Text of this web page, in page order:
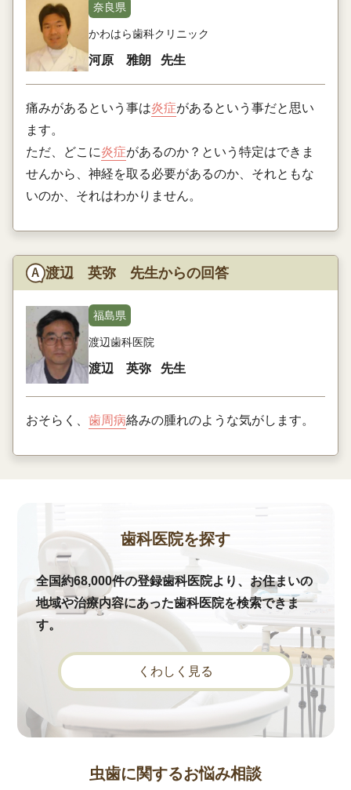
奈良県
かわはら歯科クリニック
河原 雅朗 先生
痛みがあるという事は炎症があるという事だと思い
ます。
ただ、どこに炎症があるのか？という特定はできま
せんから、神経を取る必要があるのか、それともな
いのか、それはわかりません。
渡辺 英弥 先生からの回答
福島県
渡辺歯科医院
渡辺 英弥 先生
おそらく、 歯周病絡みの腫れのような気がします。
歯科医院を探す
全国約68,000件の登録歯科医院より、お住まいの
地域や治療内容にあった歯科医院を検索できま
す。
くわしく見る
虫歯に関するお悩み相談